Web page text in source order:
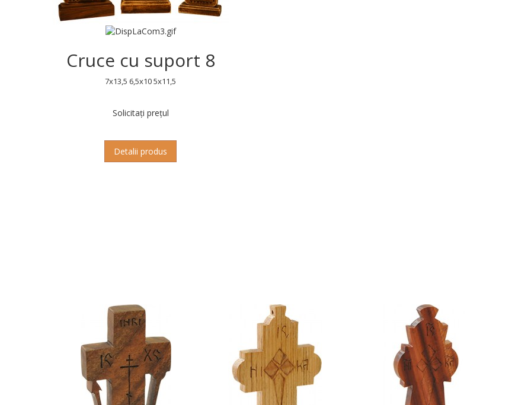
Cruce cu suport 8
7x13,5 6,5x10 5x11,5
Solicitați prețul
Detalii produs